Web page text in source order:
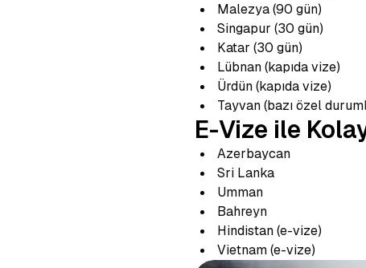
Malezya (90 gün)
Singapur (30 gün)
Katar (30 gün)
Lübnan (kapıda vize)
Ürdün (kapıda vize)
Tayvan (bazı özel
E-Vize ile
Azerbaycan
Sri Lanka
Umman
Bahreyn
Hindistan (e-vize)
Vietnam (e-vize)